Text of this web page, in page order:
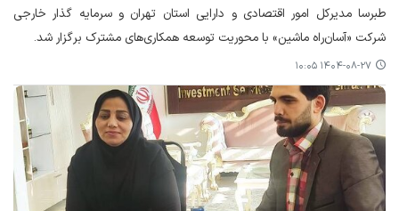
طبرسا مدیرکل امور اقتصادی و دارایی استان تهران و سرمایه گذار خارجی
شرکت «آسان‌راه ماشین» با محوریت توسعه همکاری‌های مشترک برگزار شد.
۱۴۰۴-۰۸-۲۷ ۱۰:۰۵